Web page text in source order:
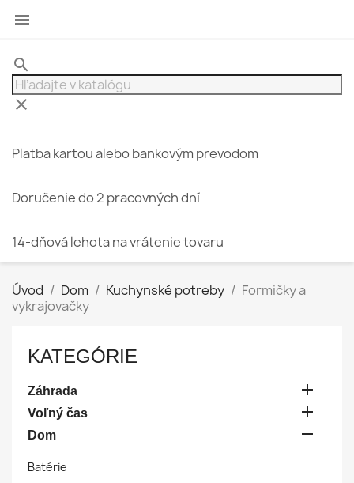

search
clear
Platba kartou alebo bankovým prevodom
Doručenie do 2 pracovných dní
14-dňová lehota na vrátenie tovaru
Úvod Dom Kuchynské potreby
Formičky a
vykrajovačky
KATEGÓRIE
Záhrada 
Voľný čas 
Dom 
Batérie